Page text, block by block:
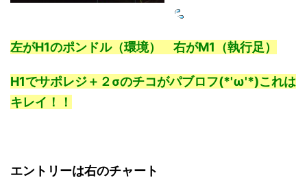
左がH1のポンドル（環境） 右がM1（執行足）
H1でサポレジ＋２σのチコがパブロフ(*'ω'*)これは
キレイ！！
エントリーは右のチャート